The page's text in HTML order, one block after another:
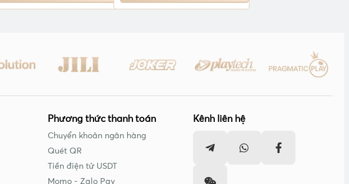
Phương thức thanh toán
Chuyển khoản ngân hàng
Quét QR
Tiền điện tử USDT
Momo - Zalo Pay
Kênh liên hệ